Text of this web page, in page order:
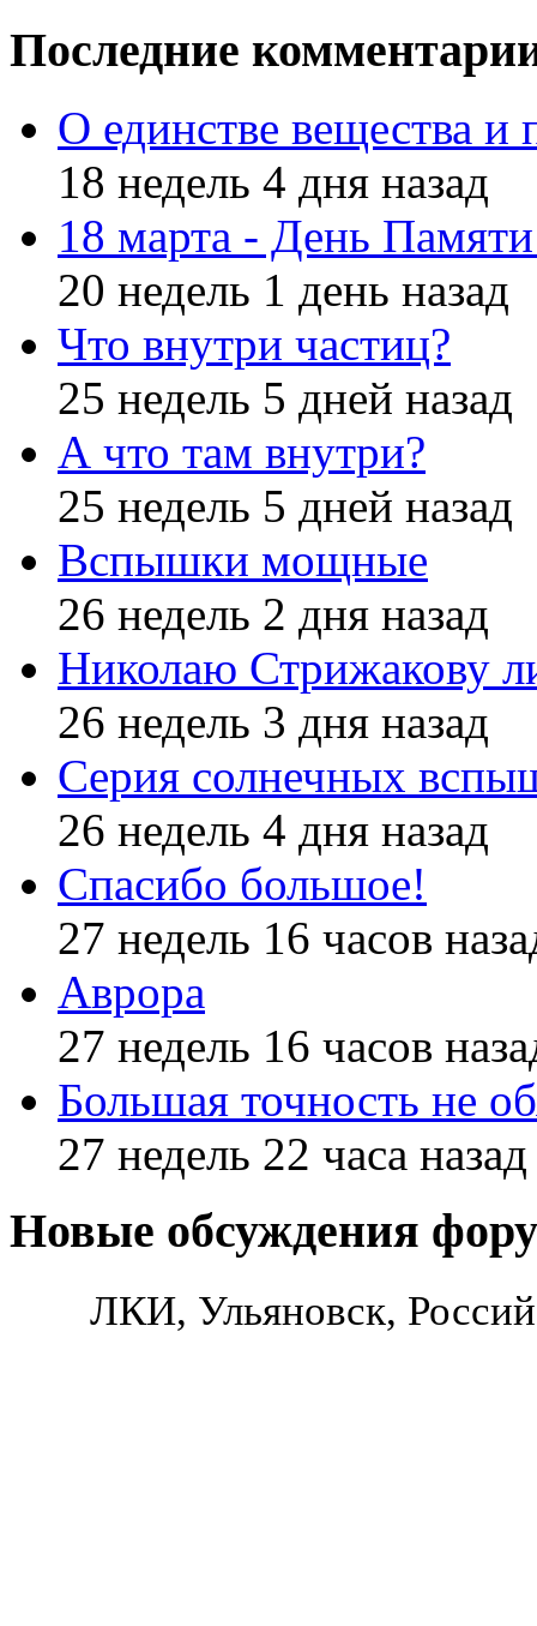
Последние
О единстве вещества и
18 недель 4 дня назад
18 марта - День
20 недель 1 день назад
Что внутри частиц?
25 недель 5 дней назад
А что там внутри?
25 недель 5 дней назад
Вспышки мощные
26 недель 2 дня назад
Николаю Стрижакову
26 недель 3 дня назад
Серия солнечных
26 недель 4 дня назад
Спасибо большое!
27 недель 16 часов
Аврора
27 недель 16 часов
Большая точность не
27 недель 22 часа назад
Новые обсуждения
ЛКИ, Ульяновск,